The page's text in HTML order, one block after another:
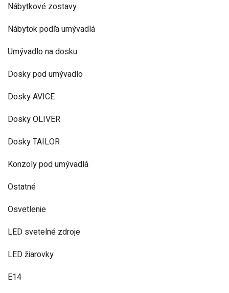
Nábytkové zostavy
Nábytok podľa umývadlá
Umývadlo na dosku
Dosky pod umývadlo
Dosky AVICE
Dosky OLIVER
Dosky TAILOR
Konzoly pod umývadlá
Ostatné
Osvetlenie
LED svetelné zdroje
LED žiarovky
E14